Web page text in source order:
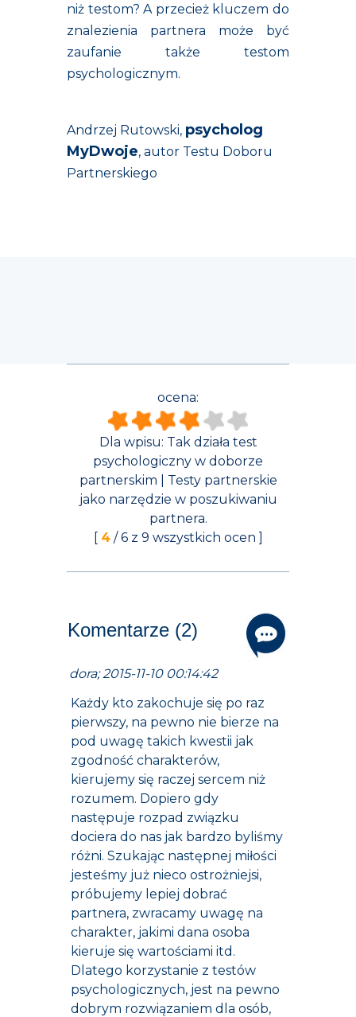
niż testom? A przecież kluczem do
znalezienia partnera może być
zaufanie także testom
psychologicznym.
Andrzej Rutowski, psycholog
MyDwoje, autor Testu Doboru
Partnerskiego
ocena:
Dla wpisu: Tak działa test
psychologiczny w doborze
partnerskim | Testy partnerskie
jako narzędzie w poszukiwaniu
partnera.
[ 4/6z 9 wszystkich ocen ]
Komentarze (2)
dora; 2015-11-10 00:14:42
Każdy kto zakochuje się po raz
pierwszy, na pewno nie bierze na
pod uwagę takich kwestii jak
zgodność charakterów,
kierujemy się raczej sercem niż
rozumem. Dopiero gdy
następuje rozpad związku
dociera do nas jak bardzo byliśmy
różni. Szukając następnej miłości
jesteśmy już nieco ostrożniejsi,
próbujemy lepiej dobrać
partnera, zwracamy uwagę na
charakter, jakimi dana osoba
kieruje się wartościami itd.
Dlatego korzystanie z testów
psychologicznych, jest na pewno
dobrym rozwiązaniem dla osób,